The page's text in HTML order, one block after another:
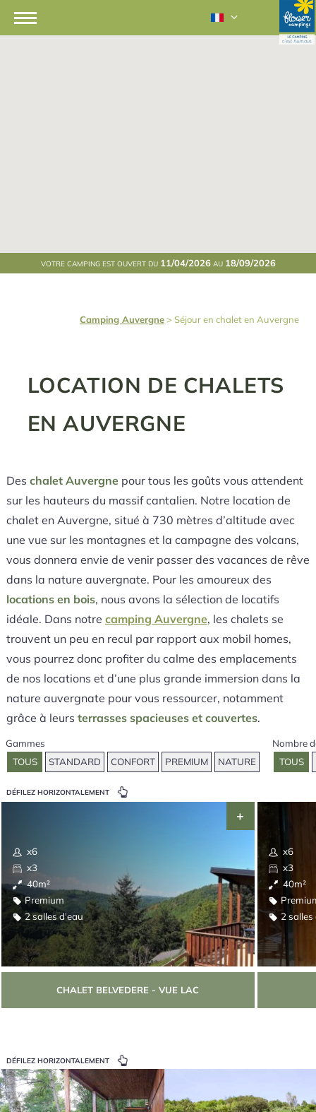
VOTRE CAMPING EST OUVERT DU 11/04/2026AU 18/09/2026
Camping Auvergne> Séjour en chalet en Auvergne
LOCATION DE CHALETS
EN AUVERGNE
Des chalet Auvergne pour tous les goûts vous attendent
sur les hauteurs du massif cantalien. Notre location de
chalet en Auvergne, situé à 730 mètres d’altitude avec
une vue sur les montagnes et la campagne des volcans,
vous donnera envie de venir passer des vacances de rêve
dans la nature auvergnate. Pour les amoureux des
locations en bois, nous avons la sélection de locatifs
idéale. Dans notre camping Auvergne, les chalets se
trouvent un peu en recul par rapport aux mobil homes,
vous pourrez donc profiter du calme des emplacements
de nos locations et d’une plus grande immersion dans la
nature auvergnate pour vous ressourcer, notamment
grâce à leurs terrasses spacieuses et couvertes.
Gammes
TOUS
STANDARD CONFORT PREMIUM NATURE
Nombre
TOUS
DÉFILEZ HORIZONTALEMENT
x6
x3
40m²
Premium
2 salles d'eau
CHALET BELVEDERE - VUE LAC
x6
x3
40m²
2 salles
DÉFILEZ HORIZONTALEMENT